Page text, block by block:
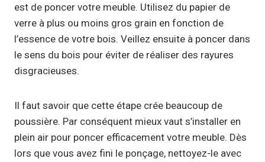
est de poncer votre meuble. Utilisez du papier de
verre à plus ou moins gros grain en fonction de
l’essence de votre bois. Veillez ensuite à poncer dans
le sens du bois pour éviter de réaliser des rayures
disgracieuses.
Il faut savoir que cette étape crée beaucoup de
poussière. Par conséquent mieux vaut s’installer en
plein air pour poncer efficacement votre meuble. Dès
lors que vous avez fini le ponçage, nettoyez-le avec